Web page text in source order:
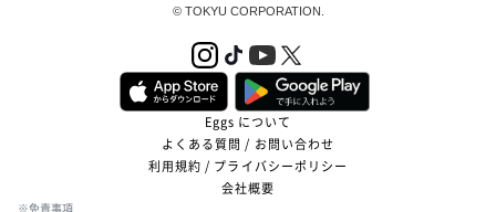
© TOKYU CORPORATION.
Eggs について
よくある質問 / お問い合わせ
利用規約 / プライバシーポリシー
会社概要
※免責事項